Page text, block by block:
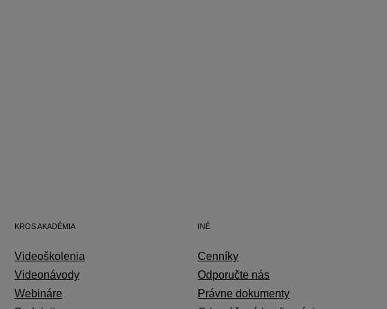
KROS AKADÉMIA
Videoškolenia
Videonávody
Webináre
INÉ
Cenníky
Odporučte nás
Právne dokumenty